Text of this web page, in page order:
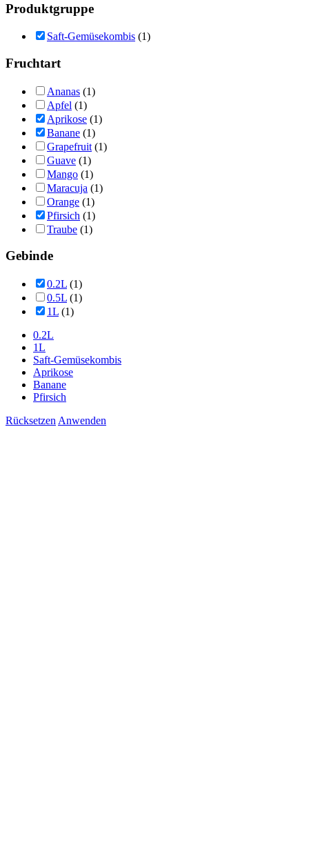
Produktgruppe
Saft-Gemüsekombis (1)
Fruchtart
Ananas (1)
Apfel (1)
Aprikose (1)
Banane (1)
Grapefruit (1)
Guave (1)
Mango (1)
Maracuja (1)
Orange (1)
Pfirsich (1)
Traube (1)
Gebinde
0.2L (1)
0.5L (1)
1L (1)
0.2L
1L
Saft-Gemüsekombis
Aprikose
Banane
Pfirsich
Rücksetzen Anwenden